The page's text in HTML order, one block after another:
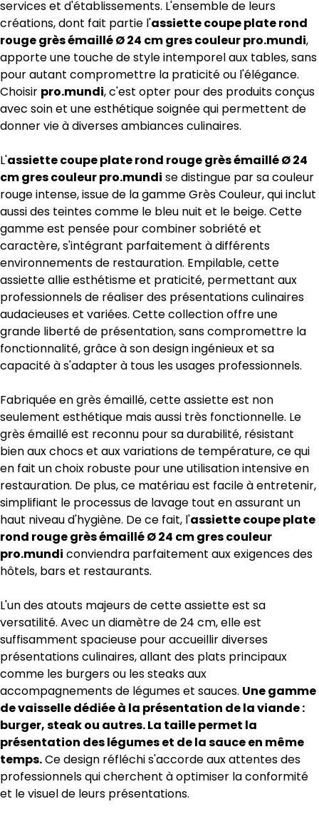
services et d'établissements. L'ensemble de leurs
créations, dont fait partie l'assiette coupe plate rond
rouge grès émaillé Ø 24 cm gres couleur pro.mundi,
apporte une touche de style intemporel aux tables, sans
pour autant compromettre la praticité ou l'élégance.
Choisir pro.mundi, c'est opter pour des produits conçus
avec soin et une esthétique soignée qui permettent de
donner vie à diverses ambiances culinaires.
L'assiette coupe plate rond rouge grès émaillé Ø 24
cm gres couleur pro.mundi se distingue par sa couleur
rouge intense, issue de la gamme Grès Couleur, qui inclut
aussi des teintes comme le bleu nuit et le beige. Cette
gamme est pensée pour combiner sobriété et
caractère, s'intégrant parfaitement à différents
environnements de restauration. Empilable, cette
assiette allie esthétisme et praticité, permettant aux
professionnels de réaliser des présentations culinaires
audacieuses et variées. Cette collection offre une
grande liberté de présentation, sans compromettre la
fonctionnalité, grâce à son design ingénieux et sa
capacité à s'adapter à tous les usages professionnels.
Fabriquée en grès émaillé, cette assiette est non
seulement esthétique mais aussi très fonctionnelle. Le
grès émaillé est reconnu pour sa durabilité, résistant
bien aux chocs et aux variations de température, ce qui
en fait un choix robuste pour une utilisation intensive en
restauration. De plus, ce matériau est facile à entretenir,
simplifiant le processus de lavage tout en assurant un
haut niveau d'hygiène. De ce fait, l'assiette coupe plate
rond rouge grès émaillé Ø 24 cm gres couleur
pro.mundi conviendra parfaitement aux exigences des
hôtels, bars et restaurants.
L'un des atouts majeurs de cette assiette est sa
versatilité. Avec un diamètre de 24 cm, elle est
suffisamment spacieuse pour accueillir diverses
présentations culinaires, allant des plats principaux
comme les burgers ou les steaks aux
accompagnements de légumes et sauces. Une gamme
de vaisselle dédiée à la présentation de la viande :
burger, steak ou autres. La taille permet la
présentation des légumes et de la sauce en même
temps.Ce design réfléchi s'accorde aux attentes des
professionnels qui cherchent à optimiser la conformité
et le visuel de leurs présentations.